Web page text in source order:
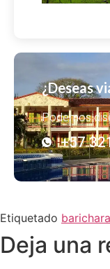
¿Deseas
Podemos
+57
Etiquetado barichara
Deja una